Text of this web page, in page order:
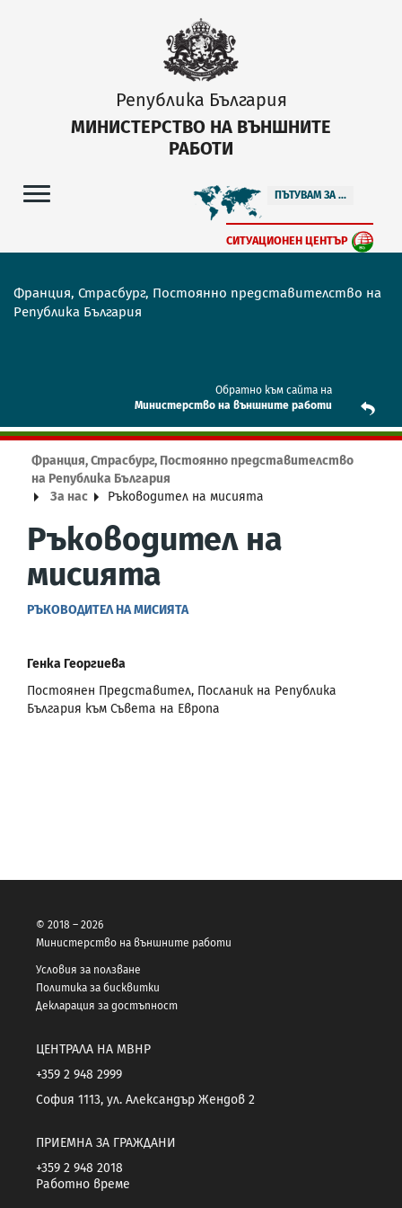
Република България
МИНИСТЕРСТВО НА ВЪНШНИТЕ
РАБОТИ
ПЪТУВАМ ЗА ...
СИТУАЦИОНЕН ЦЕНТЪР
Франция, Страсбург, Постоянно представителство на
Република България
Обратно към сайта на
Mинистерство на външните работи
Франция, Страсбург, Постоянно представителство
на Република България
За нас
Ръководител на мисията
Ръководител на
мисията
РЪКОВОДИТЕЛ НА МИСИЯТА
Генка Георгиева
Постоянен Представител, Посланик на Република
България към Съвета на Европа
© 2018 – 2026
Министерство на външните работи
Условия за ползване
Политика за бисквитки
Декларация за достъпност
ЦЕНТРАЛА НА МВНР
+359 2 948 2999
София 1113, ул. Александър Жендов 2
ПРИЕМНА ЗА ГРАЖДАНИ
+359 2 948 2018
Работно време